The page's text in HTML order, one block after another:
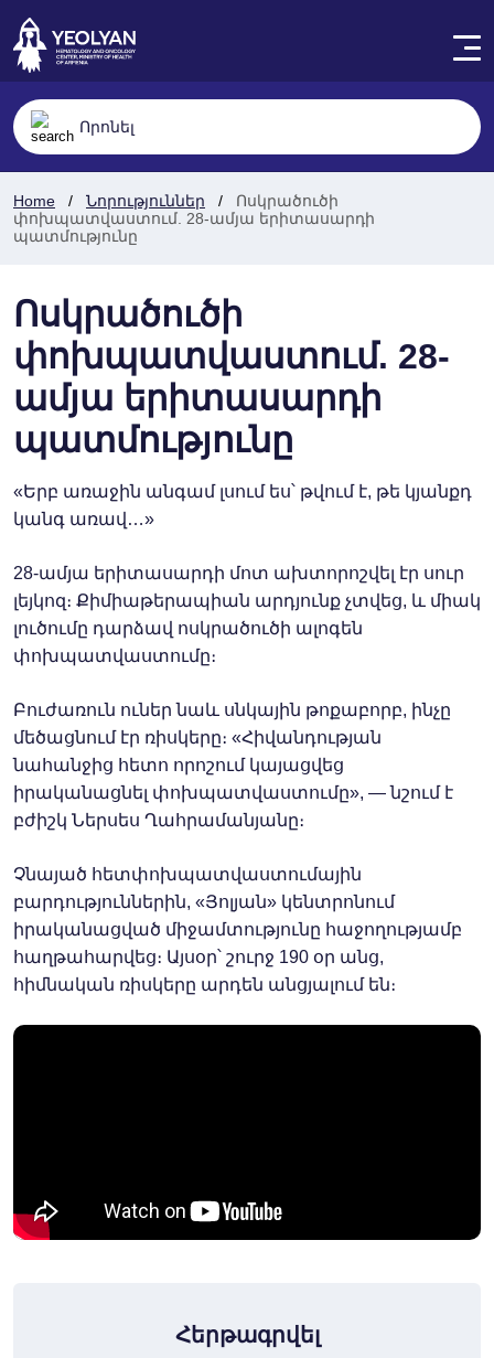
Home Նորություններ
Ոսկրածուծի
փոխպատվաստում. 28-ամյա երիտասարդի
պատմությունը
Ոսկրածուծի
փոխպատվաստում. 28-
ամյա երիտասարդի
պատմությունը
«Երբ առաջին անգամ լսում ես՝ թվում է, թե կյանքդ
կանգ առավ…»
28-ամյա երիտասարդի մոտ ախտորոշվել էր սուր
լեյկոզ։ Քիմիաթերապիան արդյունք չտվեց, և միակ
լուծումը դարձավ ոսկրածուծի ալոգեն
փոխպատվաստումը։
Բուժառուն ուներ նաև սնկային թոքաբորբ, ինչը
մեծացնում էր ռիսկերը։ «Հիվանդության
նահանջից հետո որոշում կայացվեց
իրականացնել փոխպատվաստումը», — նշում է
բժիշկ Ներսես Ղահրամանյանը։
Չնայած հետփոխպատվաստումային
բարդություններին, «Յոլյան» կենտրոնում
իրականացված միջամտությունը հաջողությամբ
հաղթահարվեց։ Այսօր՝ շուրջ 190 օր անց,
հիմնական ռիսկերը արդեն անցյալում են։
Հերթագրվել